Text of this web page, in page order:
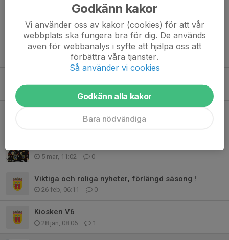
Träning tisdag 9/6 utgår samt påminnelse om fysen
8 jun, 19:41 0
31 maj, 12:50 7
3
5 mar, 11:02 0
Viktiga och roliga nyheter, förlängd säsong !
26 feb, 06:11 0
Kiosken V6
28 jan, 08:06 1
Godkänn kakor
Vi använder oss av kakor (cookies) för att vår
webbplats ska fungera bra för dig. De används
även för webbanalys i syfte att hjälpa oss att
förbättra våra tjänster.
Så använder vi cookies
Godkänn alla kakor
Bara nödvändiga